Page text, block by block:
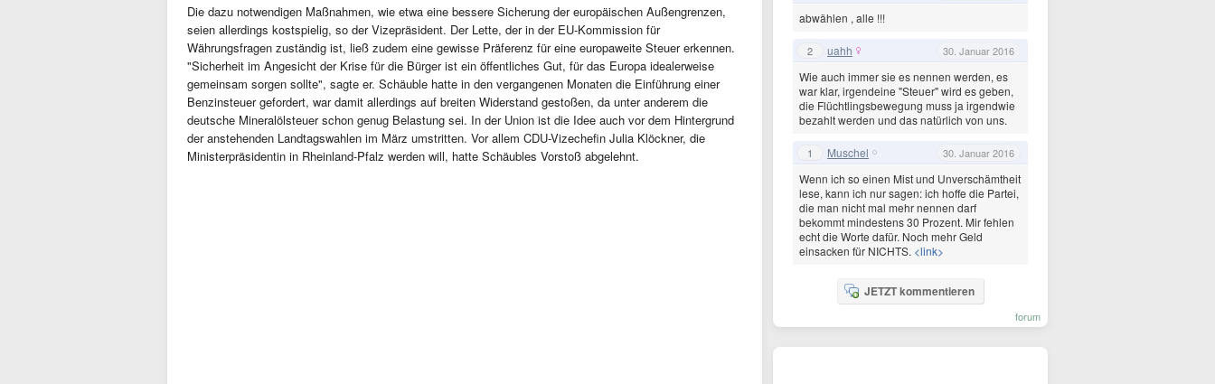
Die dazu notwendigen Maßnahmen, wie etwa eine bessere Sicherung der europäischen Außengrenzen,
seien allerdings kostspielig, so der Vizepräsident. Der Lette, der in der EU-Kommission für
Währungsfragen zuständig ist, ließ zudem eine gewisse Präferenz für eine europaweite Steuer erkennen.
"Sicherheit im Angesicht der Krise für die Bürger ist ein öffentliches Gut, für das Europa idealerweise
gemeinsam sorgen sollte", sagte er. Schäuble hatte in den vergangenen Monaten die Einführung einer
Benzinsteuer gefordert, war damit allerdings auf breiten Widerstand gestoßen, da unter anderem die
deutsche Mineralölsteuer schon genug Belastung sei. In der Union ist die Idee auch vor dem Hintergrund
der anstehenden Landtagswahlen im März umstritten. Vor allem CDU-Vizechefin Julia Klöckner, die
Ministerpräsidentin in Rheinland-Pfalz werden will, hatte Schäubles Vorstoß abgelehnt.
abwählen , alle !!!
2 uahh 30. Januar 2016
Wie auch immer sie es nennen werden, es
war klar, irgendeine "Steuer" wird es geben,
die Flüchtlingsbewegung muss ja irgendwie
bezahlt werden und das natürlich von uns.
1 Muschel 30. Januar 2016
Wenn ich so einen Mist und Unverschämtheit
lese, kann ich nur sagen: ich hoffe die Partei,
die man nicht mal mehr nennen darf
bekommt mindestens 30 Prozent. Mir fehlen
echt die Worte dafür. Noch mehr Geld
einsacken für NICHTS. <link>
JETZT kommentieren
forum